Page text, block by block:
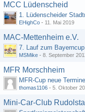
MCC Lüdenscheid
1. Lüdenscheider
EHighCo - 11. Mai 2019
MAC-Mettenheim e.V.
7. Lauf zum
MSMike - 8. September
MFR Morschheim
MFR-Cup neue
thomas1106 - 5. Oktober
Mini-Car-Club